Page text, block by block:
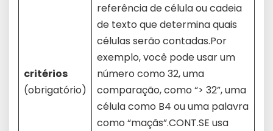
critérios
(obrigatório)
referência de célula ou cadeia
de texto que determina quais
células serão contadas.Por
exemplo, você pode usar um
número como 32, uma
comparação, como “> 32”, uma
célula como B4 ou uma palavra
como “maçãs”.CONT.SE usa